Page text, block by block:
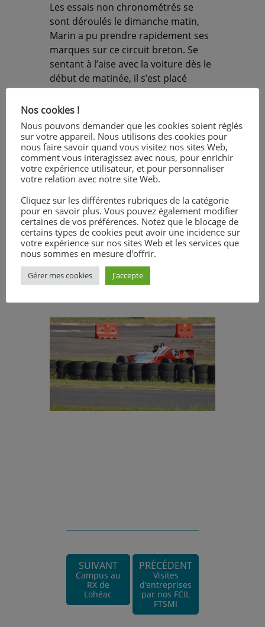
Les essais non chronométrés se
sont déroulés le dimanche matin,
Marin a pu prendre rapidement ses
marques sur ce circuit breton. Se
sentant à l’aise avec la voiture dès le
début de matinée, il s’est placé
deuxième des lycées dans la course
lors des essais chronométrés.
Les trois manches de course de
l’après-midi se sont parfaitement
déroulées avec la victoire de Marin
sur chacun des passages.
Il fera son meilleur temps lors de la
manche 2 avec une seconde
d’avance sur le deuxième lycéen.
Ces belles performances placent
SUIVANT
Campus au
RX de
Lohéac
PRÉCÉDENT
Visites
d’entreprises
par nos FCIL
FTSMI
Nos cookies !
Nous pouvons demander que les cookies soient réglés
sur votre appareil. Nous utilisons des cookies pour
nous faire savoir quand vous visitez nos sites Web,
comment vous interagissez avec nous, pour enrichir
votre expérience utilisateur, et pour personnaliser
votre relation avec notre site Web.
Cliquez sur les différentes rubriques de la catégorie
pour en savoir plus. Vous pouvez également modifier
certaines de vos préférences. Notez que le blocage de
certains types de cookies peut avoir une incidence sur
votre expérience sur nos sites Web et les services que
nous sommes en mesure d'offrir.
Gérer mes cookies J'accepte